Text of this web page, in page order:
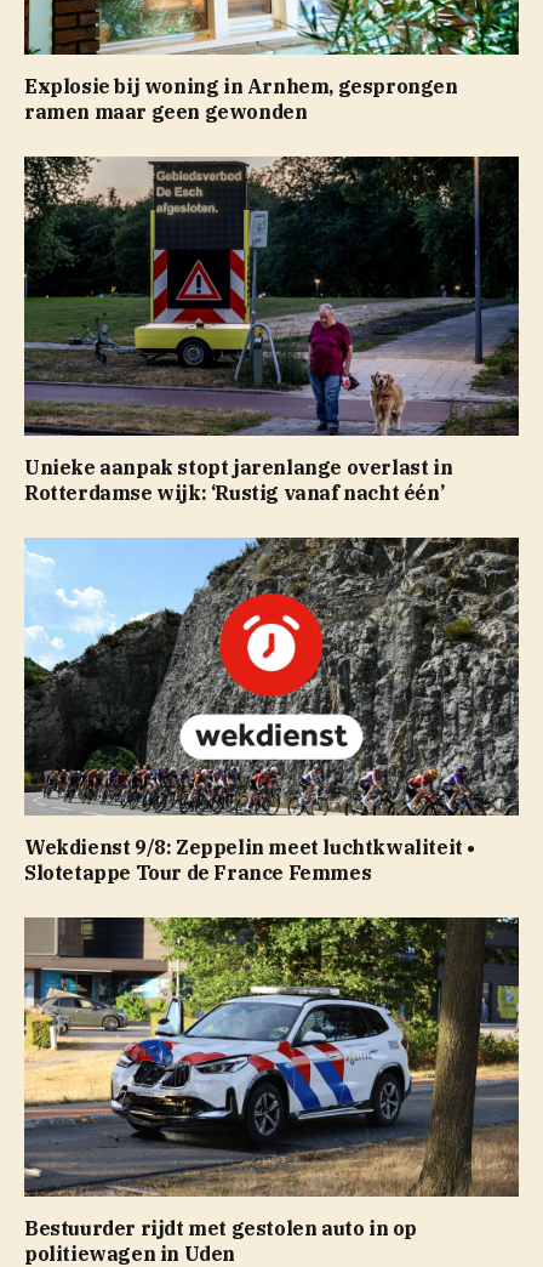
Explosie bij woning in Arnhem, gesprongen
ramen maar geen gewonden
Unieke aanpak stopt jarenlange overlast in
Rotterdamse wijk: ‘Rustig vanaf nacht één’
Wekdienst 9/8: Zeppelin meet luchtkwaliteit •
Slotetappe Tour de France Femmes
Bestuurder rijdt met gestolen auto in op
politiewagen in Uden